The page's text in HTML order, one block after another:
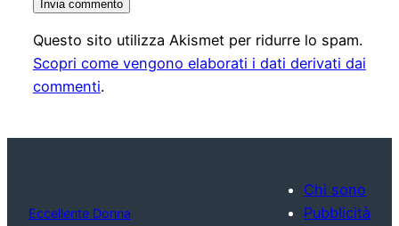
Questo sito utilizza Akismet per ridurre lo spam.
Scopri come vengono elaborati i dati derivati dai
commenti.
Eccellente Donna
Chi sono
Pubblicità